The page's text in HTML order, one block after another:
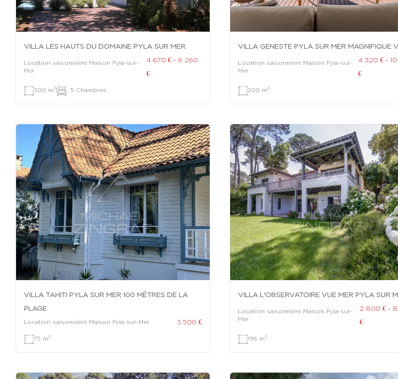
VILLA LES HAUTS DU DOMAINE PYLA SUR MER
Location saisonnière Maison Pyla-sur-
Mer
4 670 € - 6 260
€
300 m 2| 5 Chambres
VILLA GENESTE PYLA SUR MER MAGNIFIQUE
Location saisonnière Maison Pyla-sur-
Mer
4 320 € -
€
200 m 2
VILLA TAHITI PYLA SUR MER 100 MÈTRES DE LA
PLAGE
Location saisonnière Maison Pyla-sur-Mer 3 500 €
75 m 2
VILLA L'OBSERVATOIRE VUE MER PYLA SUR
Location saisonnière Maison Pyla-sur-
Mer
2 800 € -
€
196 m 2